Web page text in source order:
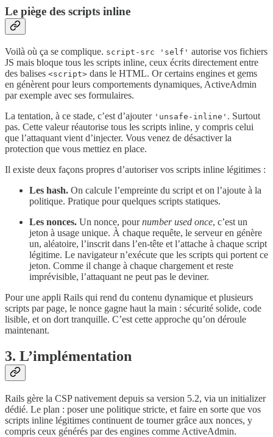
Le piège des scripts inline
Voilà où ça se complique. script-src 'self' autorise vos fichiers
JS mais bloque tous les scripts inline, ceux écrits directement entre
des balises <script> dans le HTML. Or certains engines et gems
en génèrent pour leurs comportements dynamiques, ActiveAdmin
par exemple avec ses formulaires.
La tentation, à ce stade, c’est d’ajouter 'unsafe-inline' . Surtout
pas. Cette valeur réautorise tous les scripts inline, y compris celui
que l’attaquant vient d’injecter. Vous venez de désactiver la
protection que vous mettiez en place.
Il existe deux façons propres d’autoriser vos scripts inline légitimes :
Les hash. On calcule l’empreinte du script et on l’ajoute à la
politique. Pratique pour quelques scripts statiques.
Les nonces. Un nonce, pournumber used once, c’est un
jeton à usage unique. À chaque requête, le serveur en génère
un, aléatoire, l’inscrit dans l’en-tête et l’attache à chaque script
légitime. Le navigateur n’exécute que les scripts qui portent ce
jeton. Comme il change à chaque chargement et reste
imprévisible, l’attaquant ne peut pas le deviner.
Pour une appli Rails qui rend du contenu dynamique et plusieurs
scripts par page, le nonce gagne haut la main : sécurité solide, code
lisible, et on dort tranquille. C’est cette approche qu’on déroule
maintenant.
3. L’implémentation
Rails gère la CSP nativement depuis sa version 5.2, via un initializer
dédié. Le plan : poser une politique stricte, et faire en sorte que vos
scripts inline légitimes continuent de tourner grâce aux nonces, y
compris ceux générés par des engines comme ActiveAdmin.